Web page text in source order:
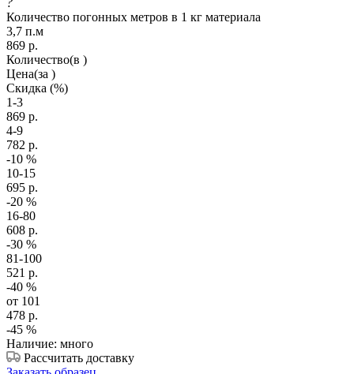
Количество погонных метров в 1 кг материала
3,7 п.м
869 р.
Количество(в )
Цена(за )
Скидка (%)
1-3
869 р.
4-9
782 р.
-10 %
10-15
695 р.
-20 %
16-80
608 р.
-30 %
81-100
521 р.
-40 %
от 101
478 р.
-45 %
Наличие: много
Рассчитать доставку